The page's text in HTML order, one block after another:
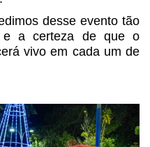
desse evento tão
e a certeza de que o
vivo em cada um de